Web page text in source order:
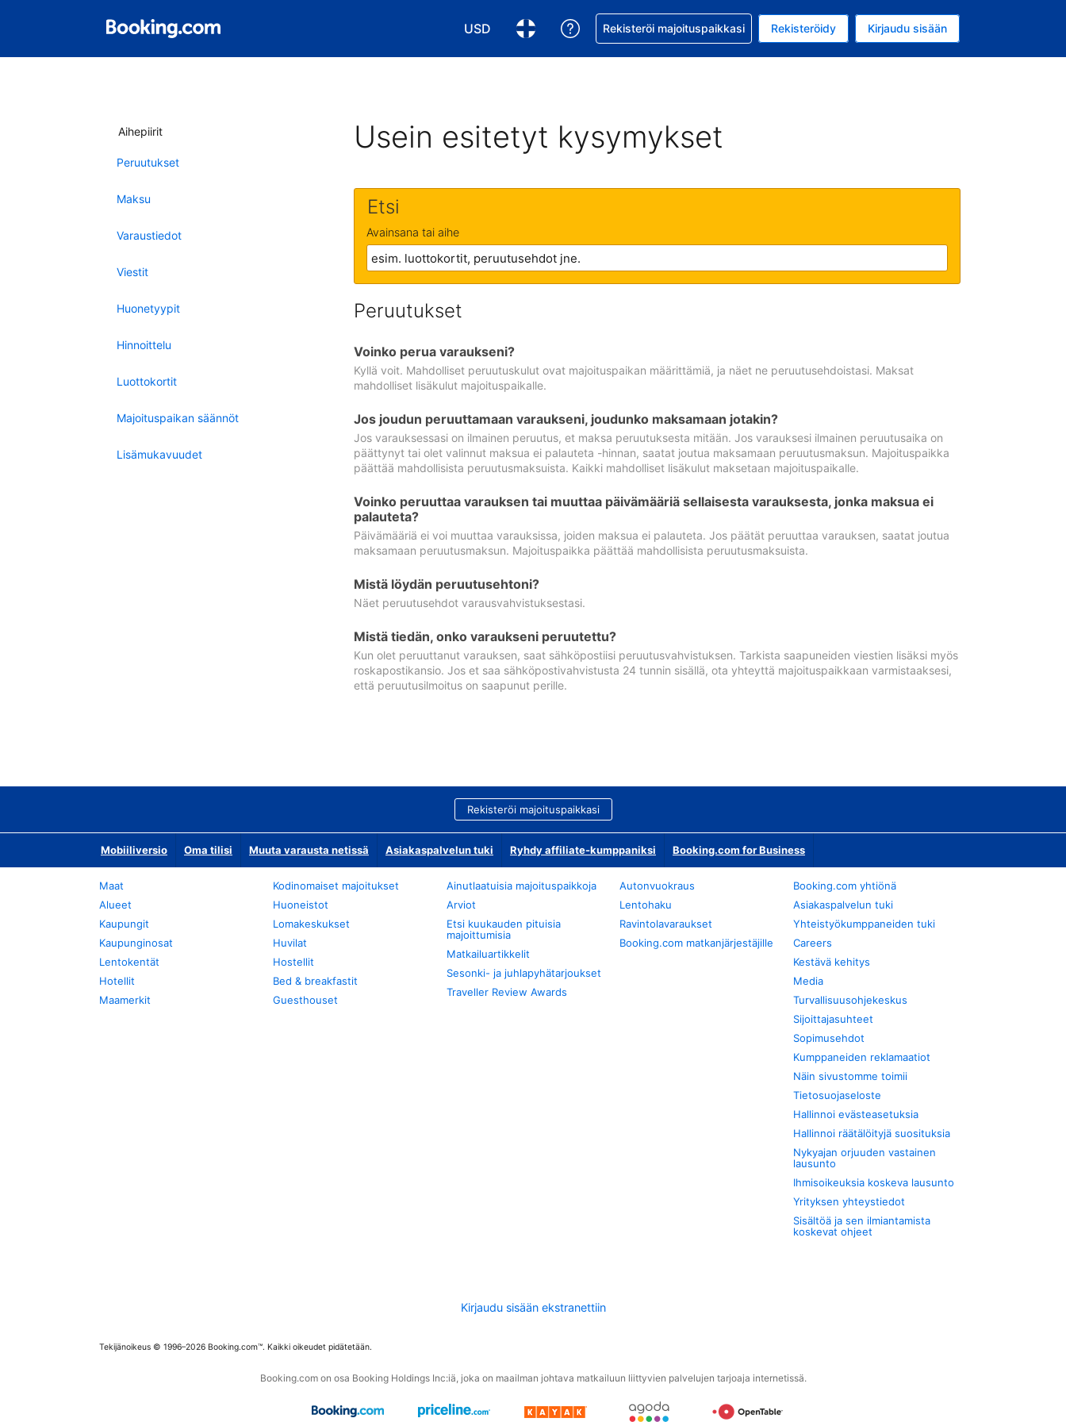
USD
Valitse valuutta. Tämänhetkinen valuutta on Yhdysvaltain dollari
Valitse kieli. Tämänhetkinen kieli on Suomi
Pyydä apua varauksesi kanssa
Rekisteröi majoituspaikkasi Rekisteröidy Kirjaudu sisään
Aihepiirit
Peruutukset
Maksu
Varaustiedot
Viestit
Huonetyypit
Hinnoittelu
Luottokortit
Majoituspaikan säännöt
Lisämukavuudet
Usein esitetyt kysymykset
Etsi
Avainsana tai aihe
Peruutukset
Voinko perua varaukseni?
Kyllä voit. Mahdolliset peruutuskulut ovat majoituspaikan määrittämiä, ja näet ne peruutusehdoistasi. Maksat
mahdolliset lisäkulut majoituspaikalle.
Jos joudun peruuttamaan varaukseni, joudunko maksamaan jotakin?
Jos varauksessasi on ilmainen peruutus, et maksa peruutuksesta mitään. Jos varauksesi ilmainen peruutusaika on
päättynyt tai olet valinnut maksua ei palauteta -hinnan, saatat joutua maksamaan peruutusmaksun. Majoituspaikka
päättää mahdollisista peruutusmaksuista. Kaikki mahdolliset lisäkulut maksetaan majoituspaikalle.
Voinko peruuttaa varauksen tai muuttaa päivämääriä sellaisesta varauksesta, jonka maksua ei
palauteta?
Päivämääriä ei voi muuttaa varauksissa, joiden maksua ei palauteta. Jos päätät peruuttaa varauksen, saatat joutua
maksamaan peruutusmaksun. Majoituspaikka päättää mahdollisista peruutusmaksuista.
Mistä löydän peruutusehtoni?
Näet peruutusehdot varausvahvistuksestasi.
Mistä tiedän, onko varaukseni peruutettu?
Kun olet peruuttanut varauksen, saat sähköpostiisi peruutusvahvistuksen. Tarkista saapuneiden viestien lisäksi myös
roskapostikansio. Jos et saa sähköpostivahvistusta 24 tunnin sisällä, ota yhteyttä majoituspaikkaan varmistaaksesi,
että peruutusilmoitus on saapunut perille.
Rekisteröi majoituspaikkasi
Mobiiliversio Oma tilisi Muuta varausta netissä Asiakaspalvelun tuki Ryhdy affiliate-kumppaniksi Booking.com for Business
Maat
Alueet
Kaupungit
Kaupunginosat
Lentokentät
Hotellit
Maamerkit
Kodinomaiset majoitukset
Huoneistot
Lomakeskukset
Huvilat
Hostellit
Bed & breakfastit
Guesthouset
Ainutlaatuisia majoituspaikkoja
Arviot
Etsi kuukauden pituisia
majoittumisia
Matkailuartikkelit
Sesonki- ja juhlapyhätarjoukset
Traveller Review Awards
Autonvuokraus
Lentohaku
Ravintolavaraukset
Booking.com matkanjärjestäjille
Booking.com yhtiönä
Asiakaspalvelun tuki
Yhteistyökumppaneiden tuki
Careers
Kestävä kehitys
Media
Turvallisuusohjekeskus
Sijoittajasuhteet
Sopimusehdot
Kumppaneiden reklamaatiot
Näin sivustomme toimii
Tietosuojaseloste
Hallinnoi evästeasetuksia
Hallinnoi räätälöityjä suosituksia
Nykyajan orjuuden vastainen
lausunto
Ihmisoikeuksia koskeva lausunto
Yrityksen yhteystiedot
Sisältöä ja sen ilmiantamista
koskevat ohjeet
Kirjaudu sisään ekstranettiin
Tekijänoikeus © 1996–2026 Booking.com™. Kaikki oikeudet pidätetään.
Booking.com on osa Booking Holdings Inc:iä, joka on maailman johtava matkailuun liittyvien palvelujen tarjoaja internetissä.